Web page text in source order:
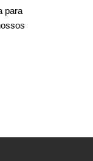
para